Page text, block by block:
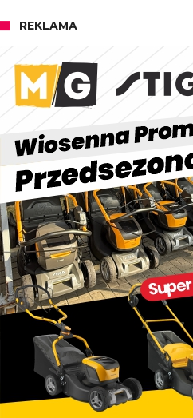
REKLAMA